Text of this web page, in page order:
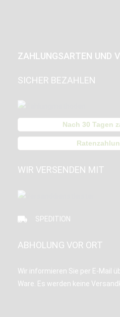
ZAHLUNGSARTEN UND
SICHER BEZAHLEN
Nach 30 Tagen
WIR VERSENDEN MIT
SPEDITION
ABHOLUNG VOR ORT
Wir informieren Sie per E-Mail
Ware. Es werden keine